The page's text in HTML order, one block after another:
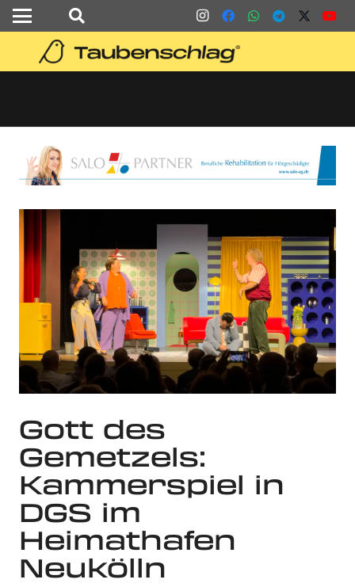
Gott des
Gemetzels:
Kammerspiel in
DGS im
Heimathafen
Neukölln